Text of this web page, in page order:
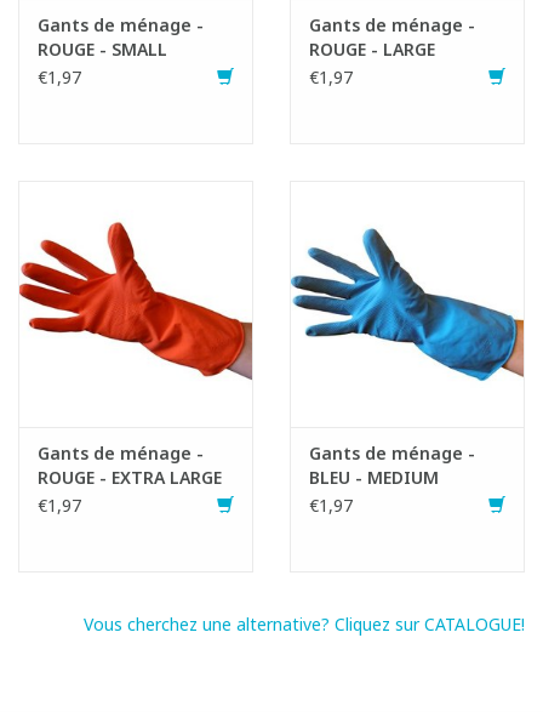
Fiche produit
Gants de ménage -
ROUGE - SMALL
€1,97
Gants de ménage -
ROUGE - LARGE
€1,97
Gants de ménage -
ROUGE - EXTRA LARGE
€1,97
Gants de ménage -
BLEU - MEDIUM
€1,97
Vous cherchez une alternative? Cliquez sur CATALOGUE!